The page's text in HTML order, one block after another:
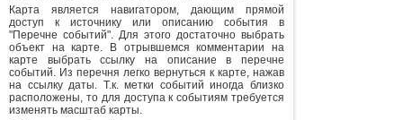
Карта является навигатором, дающим прямой
доступ к источнику или описанию события в
"Перечне событий". Для этого достаточно выбрать
объект на карте. В отрывшемся комментарии на
карте выбрать ссылку на описание в перечне
событий. Из перечня легко вернуться к карте, нажав
на ссылку даты. Т.к. метки событий иногда близко
расположены, то для доступа к событиям требуется
изменять масштаб карты.